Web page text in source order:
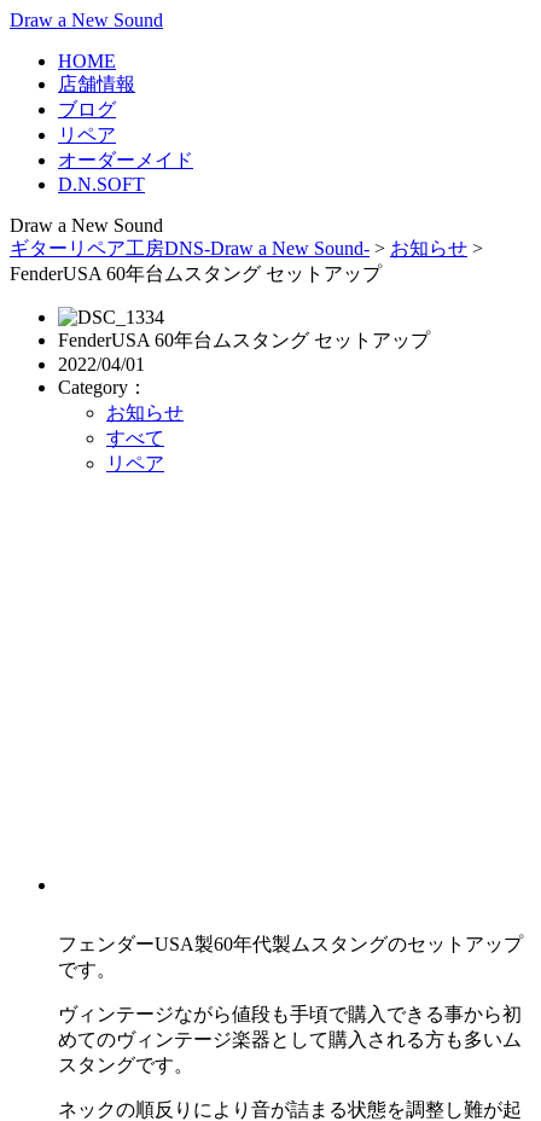
Draw a New Sound
HOME
店舗情報
ブログ
リペア
オーダーメイド
D.N.SOFT
Draw a New Sound
ギターリペア工房DNS-Draw a New Sound- > お知らせ >
FenderUSA 60年台ムスタング セットアップ
FenderUSA 60年台ムスタング セットアップ
2022/04/01
Category：
お知らせ
すべて
リペア
フェンダーUSA製60年代製ムスタングのセットアップ
です。
ヴィンテージながら値段も手頃で購入できる事から初
めてのヴィンテージ楽器として購入される方も多いム
スタングです。
ネックの順反りにより音が詰まる状態を調整し難が起